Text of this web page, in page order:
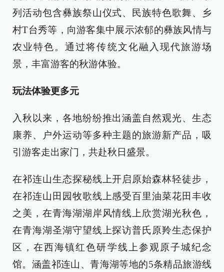
列活动包含彝族祭山仪式、民族特色歌舞、乡
村T台秀等，向游客集中展示浓郁的彝族风情与
农业特色。通过将传统文化融入现代旅游场
景，丰富游客的秋游体验。
玩法体验更多元
入秋以来，各地纷纷推出涵盖自然观光、生态
康养、户外运动等多种主题的旅游新产品，吸
引游客走出家门，共赴秋日盛景。
在祁连山生态探秘线上开启原始森林轻徒步，
在祁连山田园牧歌线上感受百里油菜花田丰收
之美，在青海湖湖岸风情线上欣赏湖光秋色，
在青海湖圣湖守望线上探访普氏原羚生态保护
区，在西海镇红色研学线上参观原子城纪念
馆。涵盖祁连山、青海湖等地的5条精品旅游线